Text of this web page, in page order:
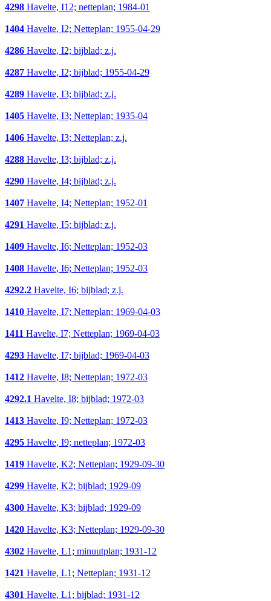
4298 Havelte, I12; netteplan; 1984-01
1404 Havelte, I2; Netteplan; 1955-04-29
4286 Havelte, I2; bijblad; z.j.
4287 Havelte, I2; bijblad; 1955-04-29
4289 Havelte, I3; bijblad; z.j.
1405 Havelte, I3; Netteplan; 1935-04
1406 Havelte, I3; Netteplan; z.j.
4288 Havelte, I3; bijblad; z.j.
4290 Havelte, I4; bijblad; z.j.
1407 Havelte, I4; Netteplan; 1952-01
4291 Havelte, I5; bijblad; z.j.
1409 Havelte, I6; Netteplan; 1952-03
1408 Havelte, I6; Netteplan; 1952-03
4292.2 Havelte, I6; bijblad; z.j.
1410 Havelte, I7; Netteplan; 1969-04-03
1411 Havelte, I7; Netteplan; 1969-04-03
4293 Havelte, I7; bijblad; 1969-04-03
1412 Havelte, I8; Netteplan; 1972-03
4292.1 Havelte, I8; bijblad; 1972-03
1413 Havelte, I9; Netteplan; 1972-03
4295 Havelte, I9; netteplan; 1972-03
1419 Havelte, K2; Netteplan; 1929-09-30
4299 Havelte, K2; bijblad; 1929-09
4300 Havelte, K3; bijblad; 1929-09
1420 Havelte, K3; Netteplan; 1929-09-30
4302 Havelte, L1; minuutplan; 1931-12
1421 Havelte, L1; Netteplan; 1931-12
4301 Havelte, L1; bijblad; 1931-12